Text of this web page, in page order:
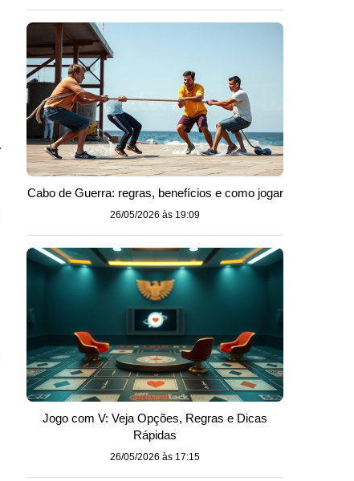
Cabo de Guerra: regras, benefícios e como jogar
26/05/2026 às 19:09
Jogo com V: Veja Opções, Regras e Dicas
Rápidas
26/05/2026 às 17:15